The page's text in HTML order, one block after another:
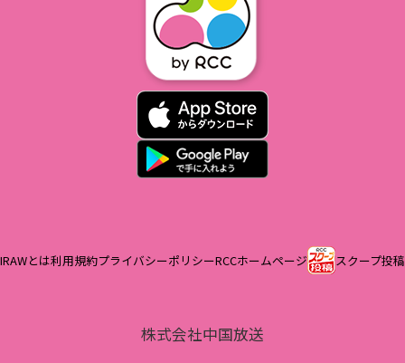
IRAWとは利用規約プライバシーポリシーRCCホームページ スクープ投稿
株式会社中国放送